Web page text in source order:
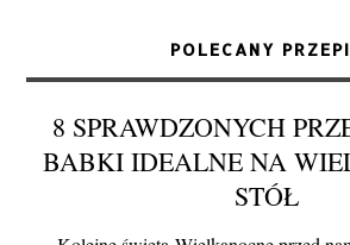
POLECANY
8 SPRAWDZONYCH
BABKI IDEALNE NA
STÓŁ